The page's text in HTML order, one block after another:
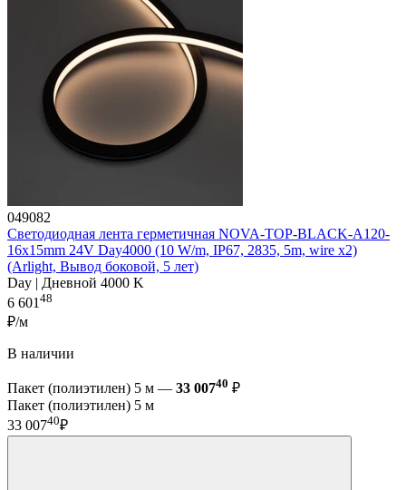
049082
Светодиодная лента герметичная NOVA-TOP-BLACK-A120-
16x15mm 24V Day4000 (10 W/m, IP67, 2835, 5m, wire x2)
(Arlight, Вывод боковой, 5 лет)
Day | Дневной 4000 K
6 601 48
₽/м
В наличии
Пакет (полиэтилен) 5 м — 33 00740 ₽
Пакет (полиэтилен) 5 м
33 00740₽